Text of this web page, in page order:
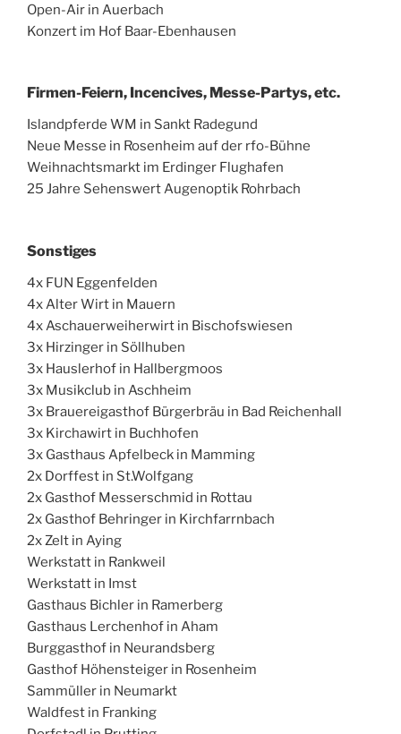
Open-Air in Auerbach
Konzert im Hof Baar-Ebenhausen
Firmen-Feiern, Incencives, Messe-Partys, etc.
Islandpferde WM in Sankt Radegund
Neue Messe in Rosenheim auf der rfo-Bühne
Weihnachtsmarkt im Erdinger Flughafen
25 Jahre Sehenswert Augenoptik Rohrbach
Sonstiges
4x FUN Eggenfelden
4x Alter Wirt in Mauern
4x Aschauerweiherwirt in Bischofswiesen
3x Hirzinger in Söllhuben
3x Hauslerhof in Hallbergmoos
3x Musikclub in Aschheim
3x Brauereigasthof Bürgerbräu in Bad Reichenhall
3x Kirchawirt in Buchhofen
3x Gasthaus Apfelbeck in Mamming
2x Dorffest in St.Wolfgang
2x Gasthof Messerschmid in Rottau
2x Gasthof Behringer in Kirchfarrnbach
2x Zelt in Aying
Werkstatt in Rankweil
Werkstatt in Imst
Gasthaus Bichler in Ramerberg
Gasthaus Lerchenhof in Aham
Burggasthof in Neurandsberg
Gasthof Höhensteiger in Rosenheim
Sammüller in Neumarkt
Waldfest in Franking